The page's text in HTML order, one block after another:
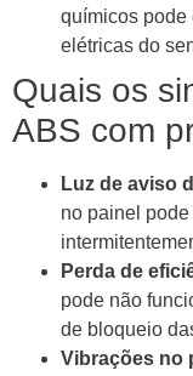
químicos pode
elétricas do
Quais os
ABS com
Luz de aviso
no painel
Perda de
pode não
de bloqueio
Vibrações no